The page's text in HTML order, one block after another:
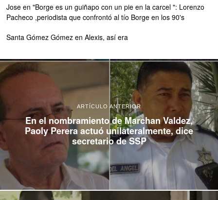
Jose en"Borge es un guiñapo con un pie en la carcel ": Lorenzo
Pacheco ,periodista que confrontó al tío Borge en los 90's
Santa Gómez Gómez enAlexis, así era
ARTÍCULO ANTERIOR
En el nombramiento de Marchan Valdez,
Paoly Perera actuó unilateralmente, dice
secretario de SSP